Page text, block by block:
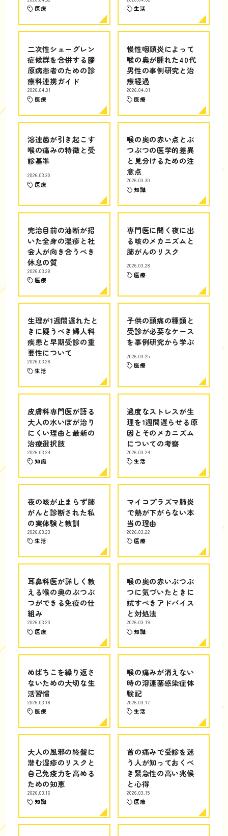
医療 生活
二次性シェーグレン
症候群を合併する膠
原病患者のための診
療科連携ガイド
2026.04.01
医療
慢性咽頭炎によって
喉の奥が腫れた40代
男性の事例研究と治
療経過
2026.04.01
医療
溶連菌が引き起こす
喉の痛みの特徴と受
診基準
2026.03.30
医療
喉の奥の赤い点とぶ
つぶつの医学的差異
と見分けるための注
意点
2026.03.30
知識
完治目前の油断が招
いた全身の湿疹と社
会人が向き合うべき
休息の質
2026.03.28
医療
専門医に聞く夜に出
る咳のメカニズムと
肺がんのリスク
2026.03.28
医療
生理が1週間遅れたと
きに疑うべき婦人科
疾患と早期受診の重
要性について
2026.03.28
生活
子供の頭痛の種類と
受診が必要なケース
を事例研究から学ぶ
2026.03.25
医療
皮膚科専門医が語る
大人の水いぼが治り
にくい理由と最新の
治療選択肢
2026.03.24
知識
過度なストレスが生
理を1週間遅らせる原
因とそのメカニズム
についての考察
2026.03.24
生活
夜の咳が止まらず肺
がんと診断された私
の実体験と教訓
2026.03.23
生活
マイコプラズマ肺炎
で熱が下がらない本
当の理由
2026.03.22
医療
耳鼻科医が詳しく教
える喉の奥のぶつぶ
つができる免疫の仕
組み
2026.03.20
医療
喉の奥の赤いぶつぶ
つに気づいたときに
試すべきアドバイス
と対処法
2026.03.19
知識
めばちこを繰り返さ
ないための大切な生
活習慣
2026.03.18
医療
喉の痛みが消えない
時の溶連菌感染症体
験記
2026.03.17
生活
大人の風邪の終盤に
潜む湿疹のリスクと
自己免疫力を高める
ための知恵
2026.03.16
知識
首の痛みで受診を迷
う人が知っておくべ
き緊急性の高い兆候
と心得
2026.03.15
医療